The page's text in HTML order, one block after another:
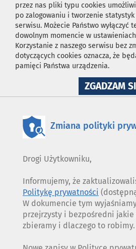
przez nas pliki typu cookies
po zalogowaniu i tworzenie
serwisu. Możecie Państwo wyłączyć
dowolnym momencie w
Korzystanie z naszego serwisu bez
dotyczących cookies oznacza, że
pamięci Państwa urządzenia.
ZGADZAM
Zmiana polityki
Drogi Użytkowniku,
Informujemy, że
Politykę prywatności
W dokumencie tym
przejrzysty i bezpośredni
zbieramy i dlaczego to robimy.